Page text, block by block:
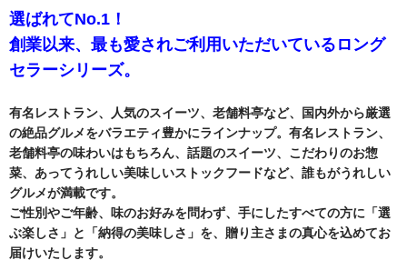
選ばれてNo.1！
創業以来、最も愛されご利用いただいているロング
セラーシリーズ。
有名レストラン、人気のスイーツ、老舗料亭など、国内外から厳選
の絶品グルメをバラエティ豊かにラインナップ。有名レストラン、
老舗料亭の味わいはもちろん、話題のスイーツ、こだわりのお惣
菜、あってうれしい美味しいストックフードなど、誰もがうれしい
グルメが満載です。
ご性別やご年齢、味のお好みを問わず、手にしたすべての方に「選
ぶ楽しさ」と「納得の美味しさ」を、贈り主さまの真心を込めてお
届けいたします。